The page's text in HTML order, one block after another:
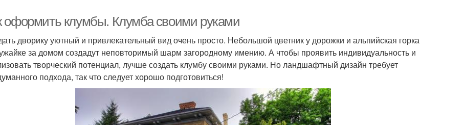
оформить клумбы. Клумба своими руками
дворику уютный и привлекательный вид очень просто. Небольшой цветник у дорожки и альпийская горка
за домом создадут неповторимый шарм загородному имению. А чтобы проявить индивидуальность и
творческий потенциал, лучше создать клумбу своими руками. Но ландшафтный дизайн требует
подхода, так что следует хорошо подготовиться!